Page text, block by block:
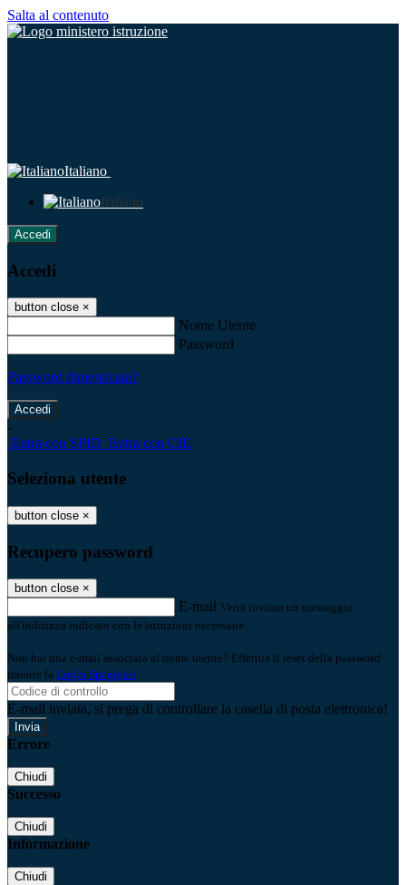
Salta al contenuto
Italiano
Italiano
Accedi
Accedi
button close ×
Nome Utente
Password
Password dimenticata?
-
Entra con SPID Entra con CIE
Seleziona utente
button close ×
Recupero password
button close ×
E-mail Verrà inviato un messaggio
all'indirizzo indicato con le istruzioni necessarie.
Non hai una e-mail associata al nome utente? Effettua il reset della password
tramite la Login Spaggiari
E-mail inviata, si prega di controllare la casella di posta elettronica!
Errore
Chiudi
Successo
Chiudi
Informazione
Chiudi